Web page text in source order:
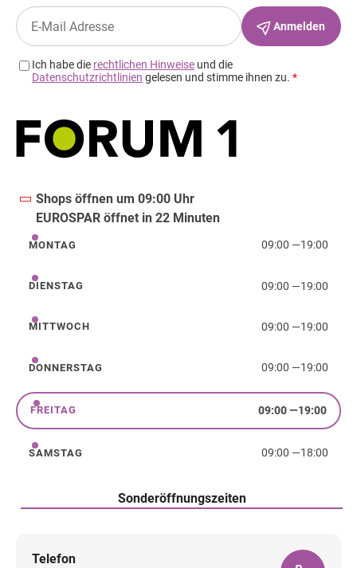
Shops öffnen um 09:00 Uhr
EUROSPAR öffnet in 22 Minuten
Montag
MONTAG 09:00 —19:00
Dienstag
DIENSTAG 09:00 —19:00
Mittwoch
MITTWOCH 09:00 —19:00
Donnerstag
DONNERSTAG 09:00 —19:00
Freitag
FREITAG 09:00—19:00
Samstag
SAMSTAG 09:00 —18:00
Sonderöffnungszeiten
Telefon